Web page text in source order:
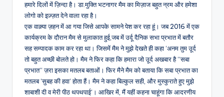
हमारे दिलों में ज़िन्दा है। डा.मुक्ति भटनागर मैम का मिज़ाज बहुत न्रम और हमेशा
लोगो को इज़्ज़त देने वाला रहा है।
एक वाक़्या ज़हन में आ गया जिसे आपके सामने पेश कर रहा हूं। जब 2016 में एक
कार्यक्रम के दौरान मैम से मुलाकात हुई,जब में उर्दू दैनिक सभा प्रभात में बतौर
सह सम्पादक काम कर रहा था। जिसमें मैम ने मुझे देखते ही कहा ‘अनम तुम उूर्द
तो बहुत अच्छी बोलते हो। मैम ने फिर कहा कि हमारा जो उूर्द अखबार है ‘‘सबा
प्रभात‘‘ ज़रा इसका मतलब बताओं। फिर मैने मैम को बताया कि सबा प्रभात का
मतलब ‘सुबह की हवा‘ होता हैं। मैम ने कहा बिल्कुल सही, और मुस्कुराते हुए मुझे
शाबाशी दी व मेरी पीठ थपथपाई‘। आखिर में, मैं यहीं कहना चाहूंगा कि आदरणीय